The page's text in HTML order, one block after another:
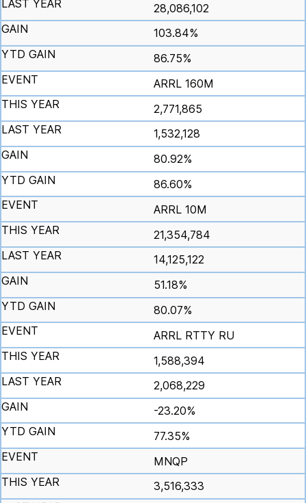
28,086,102
103.84%
86.75%
ARRL 160M
2,771,865
1,532,128
80.92%
86.60%
ARRL 10M
21,354,784
14,125,122
51.18%
80.07%
ARRL RTTY RU
1,588,394
2,068,229
-23.20%
77.35%
MNQP
3,516,333